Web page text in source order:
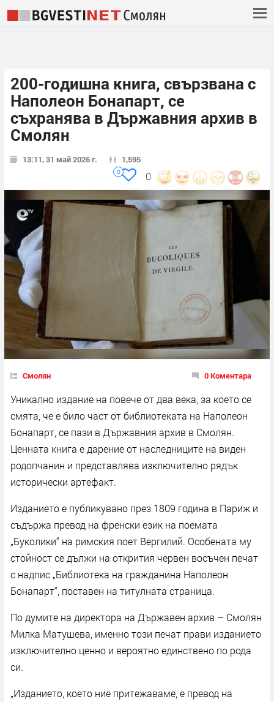
200-годишна книга, свързвана с
Наполеон Бонапарт, се
съхранява в Държавния архив в
Смолян
13:11, 31 май 2026 г. 1,595
0
0
Смолян 0 Коментара
Уникално издание на повече от два века, за което се
смята, че е било част от библиотеката на Наполеон
Бонапарт, се пази в Държавния архив в Смолян.
Ценната книга е дарение от наследниците на виден
родопчанин и представлява изключително рядък
исторически артефакт.
Изданието е публикувано през 1809 година в Париж и
съдържа превод на френски език на поемата
„Буколики“ на римския поет Вергилий. Особената му
стойност се дължи на открития червен восъчен печат
с надпис „Библиотека на гражданина Наполеон
Бонапарт“, поставен на титулната страница.
По думите на директора на Държавен архив – Смолян
Милка Матушева, именно този печат прави изданието
изключително ценно и вероятно единствено по рода
си.
„Изданието, което ние притежаваме, е превод на